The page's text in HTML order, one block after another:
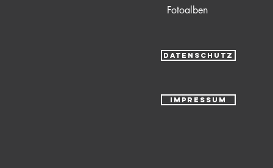
Fotoalben
DATENSCHUTZ
IMPRESSUM